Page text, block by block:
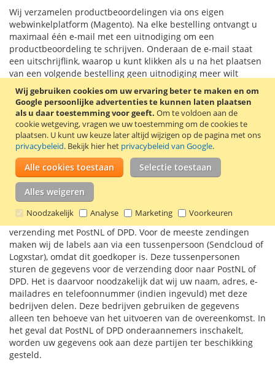
Wij gebruiken cookies om uw ervaring beter te maken en om
Google persoonlijke advertenties te kunnen laten plaatsen
als u daar toestemming voor geeft. Om te voldoen aan de
cookie wetgeving, vragen we uw toestemming om de cookies te
plaatsen. U kunt uw keuze later altijd wijzigen op de pagina met ons
privacybeleid. Bekijk hier het privacybeleid van Google.
Alle cookies toestaan Selectie toestaan
Alles weigeren
Noodzakelijk Analyse Marketing Voorkeuren
Wij verzamelen productbeoordelingen via ons eigen
webwinkelplatform (Magento). Na elke bestelling ontvangt u
maximaal één e-mail met een uitnodiging om een
productbeoordeling te schrijven. Onderaan de e-mail staat
een uitschrijflink, waarop u kunt klikken als u na het plaatsen
van een volgende bestelling geen uitnodiging meer wilt
ontvangen. Als u een productbeoordeling plaatst, dan bent u
verplicht om uw naam (of een nickname) in te vullen. Deze
naam wordt bij de productbeoordeling geplaatst. Sinds 21
mei 2022 vragen we u tijdens het plaatsen van een
productbeoordeling om uw bestelnummer in te vullen, zodat
we kunnen controleren op nepbeoordelingen.
Verzenden en logistiek
PostNL / DPD / Sendcloud / Logxstar
Als u een bestelling bij ons plaatst is het onze taak om uw
bestelling bij u te laten bezorgen. Wij bieden u de keuze uit
verzending met PostNL of DPD. Voor de meeste zendingen
maken wij de labels aan via een tussenpersoon (Sendcloud of
Logxstar), omdat dit goedkoper is. Deze tussenpersonen
sturen de gegevens voor de verzending door naar PostNL of
DPD. Het is daarvoor noodzakelijk dat wij uw naam, adres, e-
mailadres en telefoonnummer (indien ingevuld) met deze
bedrijven delen. Deze bedrijven gebruiken de gegevens
alleen ten behoeve van het uitvoeren van de overeenkomst. In
het geval dat PostNL of DPD onderaannemers inschakelt,
worden uw gegevens ook aan deze partijen ter beschikking
gesteld.